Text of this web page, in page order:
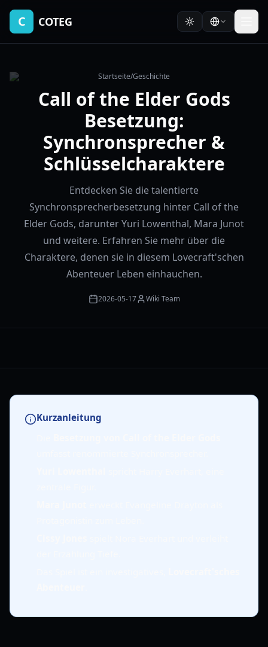
C COTEG
Startseite/Geschichte
Call of the Elder Gods
Besetzung:
Synchronsprecher &
Schlüsselcharaktere
Entdecken Sie die talentierte
Synchronsprecherbesetzung hinter Call of the
Elder Gods, darunter Yuri Lowenthal, Mara Junot
und weitere. Erfahren Sie mehr über die
Charaktere, denen sie in diesem Lovecraft'schen
Abenteuer Leben einhauchen.
2026-05-17 Wiki Team
Kurzanleitung